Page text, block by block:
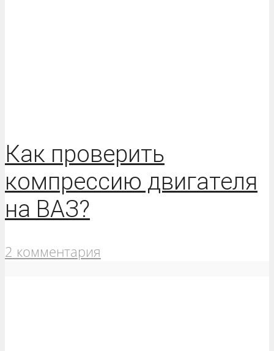
Как проверить
компрессию двигателя
на ВАЗ?
2 комментария